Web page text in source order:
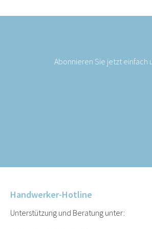
Abonnieren Sie jetzt einfach
Handwerker-Hotline
Unterstützung und Beratung unter: